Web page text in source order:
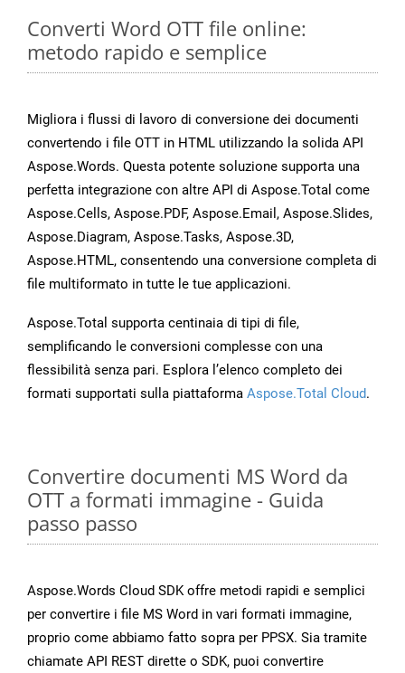
Converti Word OTT file online:
metodo rapido e semplice
Migliora i flussi di lavoro di conversione dei documenti
convertendo i file OTT in HTML utilizzando la solida API
Aspose.Words. Questa potente soluzione supporta una
perfetta integrazione con altre API di Aspose.Total come
Aspose.Cells, Aspose.PDF, Aspose.Email, Aspose.Slides,
Aspose.Diagram, Aspose.Tasks, Aspose.3D,
Aspose.HTML, consentendo una conversione completa di
file multiformato in tutte le tue applicazioni.
Aspose.Total supporta centinaia di tipi di file,
semplificando le conversioni complesse con una
flessibilità senza pari. Esplora l’elenco completo dei
formati supportati sulla piattaforma Aspose.Total Cloud.
Convertire documenti MS Word da
OTT a formati immagine - Guida
passo passo
Aspose.Words Cloud SDK offre metodi rapidi e semplici
per convertire i file MS Word in vari formati immagine,
proprio come abbiamo fatto sopra per PPSX. Sia tramite
chiamate API REST dirette o SDK, puoi convertire